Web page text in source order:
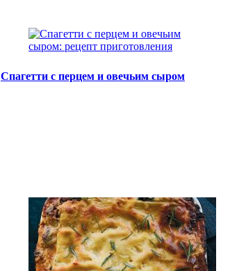
Спагетти с перцем и овечьим сыром